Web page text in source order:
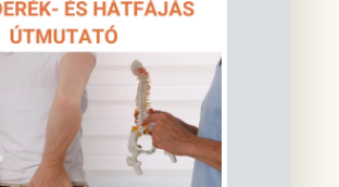
kezelés